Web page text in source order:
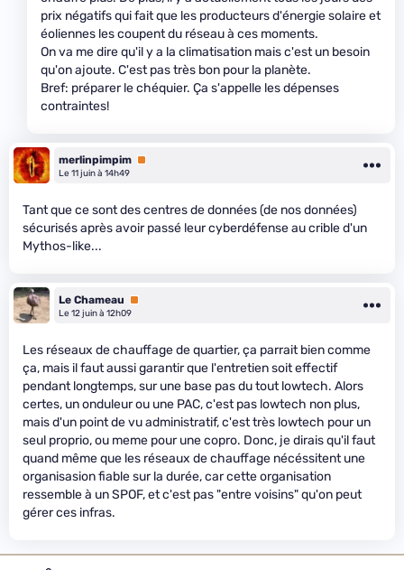
prix négatifs qui fait que les producteurs d'énergie solaire et
éoliennes les coupent du réseau à ces moments.
On va me dire qu'il y a la climatisation mais c'est un besoin
qu'on ajoute. C'est pas très bon pour la planète.
Bref: préparer le chéquier. Ça s'appelle les dépenses
contraintes!
merlinpimpim Premium
Le 11 juin à 14h49
Tant que ce sont des centres de données (de nos données)
sécurisés après avoir passé leur cyberdéfense au crible d'un
Mythos-like...
Le Chameau
Premium
Le 12 juin à 12h09
Les réseaux de chauffage de quartier, ça parrait bien comme
ça, mais il faut aussi garantir que l'entretien soit effectif
pendant longtemps, sur une base pas du tout lowtech. Alors
certes, un onduleur ou une PAC, c'est pas lowtech non plus,
mais d'un point de vu administratif, c'est très lowtech pour un
seul proprio, ou meme pour une copro. Donc, je dirais qu'il faut
quand même que les réseaux de chauffage nécéssitent une
organisasion fiable sur la durée, car cette organisation
ressemble à un SPOF, et c'est pas "entre voisins" qu'on peut
gérer ces infras.